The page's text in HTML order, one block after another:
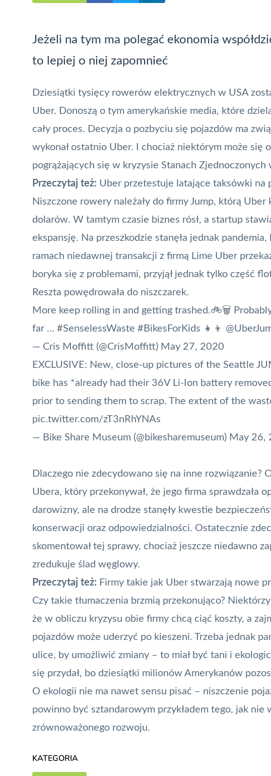
Jeżeli na tym ma polegać ekonomia
to lepiej o niej zapomnieć
Dziesiątki tysięcy rowerów elektrycznych w USA
Uber. Donoszą o tym amerykańskie media, które
cały proces. Decyzja o pozbyciu się pojazdów ma
wykonał ostatnio Uber. I chociaż niektórym może się
pogrążających się w kryzysie Stanach Zjednoczonych
Przeczytaj też: Uber przetestuje latające taksówki na
Niszczone rowery należały do firmy Jump, którą
dolarów. W tamtym czasie biznes rósł, a startup
ekspansję. Na przeszkodzie stanęła jednak
ramach niedawnej transakcji z firmą Lime Uber
boryka się z problemami, przyjął jednak tylko część
Reszta powędrowała do niszczarek.
More keep rolling in and getting trashed.🚲🗑️
far ... #SenselessWaste #BikesForKids 👧👦
— Cris Moffitt (@CrisMoffitt) May 27, 2020
EXCLUSIVE: New, close-up pictures of the Seattle
bike has *already had their 36V Li-Ion battery
prior to sending them to scrap. The extent of the
pic.twitter.com/zT3nRhYNAs
— Bike Share Museum (@bikesharemuseum) May 26,
Dlaczego nie zdecydowano się na inne rozwiązanie?
Ubera, który przekonywał, że jego firma sprawdzała
darowizny, ale na drodze stanęły kwestie
konserwacji oraz odpowiedzialności. Ostatecznie
skomentował tej sprawy, chociaż jeszcze niedawno
zredukuje ślad węglowy.
Przeczytaj też: Firmy takie jak Uber stwarzają nowe
Czy takie tłumaczenia brzmią przekonująco?
że w obliczu kryzysu obie firmy chcą ciąć koszty, a
pojazdów może uderzyć po kieszeni. Trzeba jednak
ulice, by umożliwić zmiany – to miał być tani i
się przydał, bo dziesiątki milionów Amerykanów
O ekologii nie ma nawet sensu pisać – niszczenie
powinno być sztandarowym przykładem tego, jak nie
zrównoważonego rozwoju.
KATEGORIA